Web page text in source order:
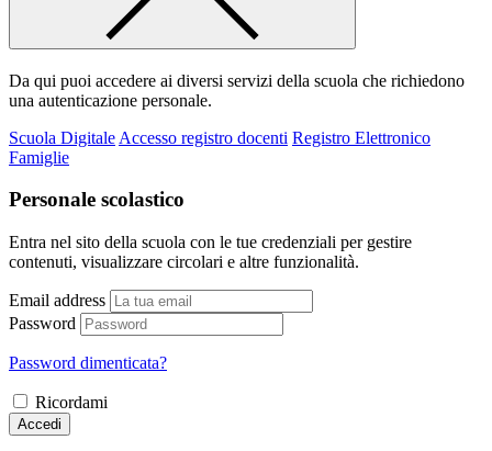
Da qui puoi accedere ai diversi servizi della scuola che richiedono
una autenticazione personale.
Scuola Digitale Accesso registro docenti Registro Elettronico
Famiglie
Personale scolastico
Entra nel sito della scuola con le tue credenziali per gestire
contenuti, visualizzare circolari e altre funzionalità.
Email address
Password
Password dimenticata?
Ricordami
Accedi